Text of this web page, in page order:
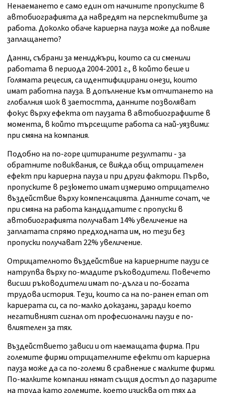
Ненаемането е само един от начините пропуските в
автобиографията да навредят на перспективите за
работа. Доколко обаче кариерна пауза може да повлияе
заплащането?
Данни, събрани за мениджъри, които са си сменили
работата в периода 2004-2001 г., в който беше и
Голямата рецесия, са идентифицирани онези, които
имат работна пауза. В допълнение към отчитането на
глобалния шок в заетостта, данните позволяват
фокус върху ефекта от паузата в автобиографиите в
момента, в който търсещите работа са най-уязвими:
при смяна на компания.
Подобно на по-горе цитираните резултати - за
обратните повиквания, се вижда общ отрицателен
ефект при кариерна пауза и при други фактори. Първо,
пропуските в резюмето имат измеримо отрицателно
въздействие върху компенсацията. Данните сочат, че
при смяна на работа кандидатите с пропуски в
автобиографията получават 14% увеличение на
заплатата спрямо предходната им, но тези без
пропуски получават 22% увеличение.
Отрицателното въздействие на кариерните паузи се
натрупва върху по-младите ръководители. Повечето
висши ръководители имат по-дълга и по-богата
трудова история. Тези, които са на по-ранен етап от
кариерата си, са по-малко доказани, заради което
негативният сигнал от професионални паузи е по-
влиятелен за тях.
Въздействието зависи и от наемащата фирма. При
големите фирми отрицателните ефекти от кариерна
пауза може да са по-големи в сравнение с малките фирми.
По-малките компании нямат същия достъп до пазарите
на труда като големите, което изисква от тях да